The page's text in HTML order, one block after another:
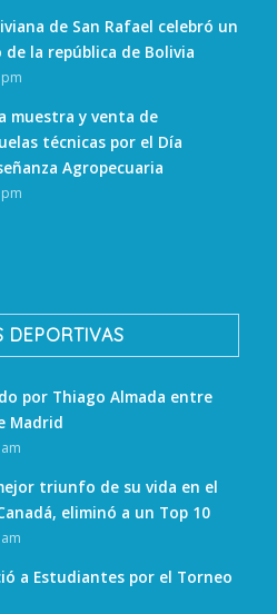
de San Rafael celebró un
la república de Bolivia
muestra y venta de
técnicas por el Día
Agropecuaria
DEPORTIVAS
por Thiago Almada entre
Madrid
triunfo de su vida en el
eliminó a un Top 10
a Estudiantes por el Torneo